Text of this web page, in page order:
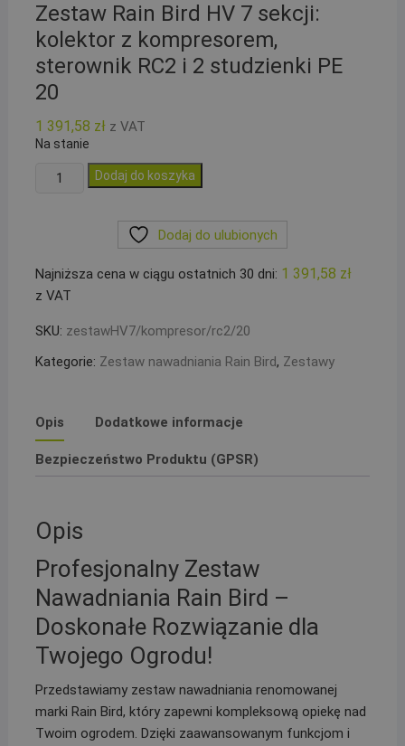
Zestaw Rain Bird HV 7 sekcji:
kolektor z kompresorem,
sterownik RC2 i 2 studzienki PE
20
1 391,58 zł z VAT
Na stanie
ilość
7
sekcji:
kolektor
kompresorem,
2
studzienki
20
Dodaj do koszyka
Dodaj do ulubionych
Najniższa cena w ciągu ostatnich 30 dni: 1 391,58 zł
z VAT
SKU: zestawHV7/kompresor/rc2/20
Kategorie: Zestaw nawadniania Rain Bird, Zestawy
Opis Dodatkowe informacje
Bezpieczeństwo Produktu (GPSR)
Opis
Profesjonalny Zestaw
Nawadniania Rain Bird –
Doskonałe Rozwiązanie dla
Twojego Ogrodu!
Przedstawiamy zestaw nawadniania renomowanej
marki Rain Bird, który zapewni kompleksową opiekę nad
Twoim ogrodem. Dzięki zaawansowanym funkcjom i